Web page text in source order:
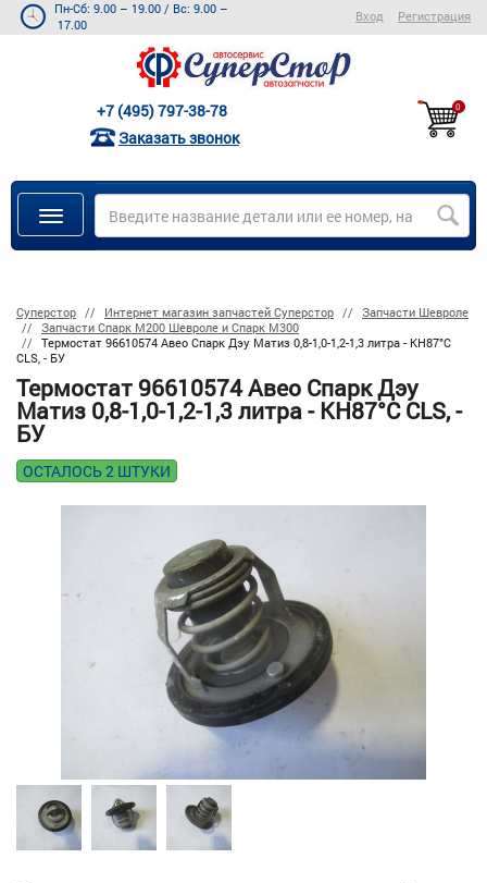
Пн-Сб: 9.00 – 19.00 / Вс: 9.00 –
17.00
Вход Регистрация
+7 (495) 797-38-78
Заказать звонок
0
Суперстор Интернет магазин запчастей Суперстор
Запчасти Шевроле
Запчасти Спарк M200 Шевроле и Спарк M300
Термостат 96610574 Авео Спарк Дэу Матиз 0,8-1,0-1,2-1,3 литра - KH87°C
CLS, - БУ
Термостат 96610574 Авео Спарк Дэу
Матиз 0,8-1,0-1,2-1,3 литра - KH87°C CLS, -
БУ
ОСТАЛОСЬ 2 ШТУКИ